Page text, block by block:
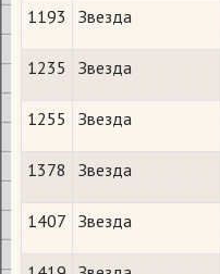
1193 Звезда
1235 Звезда
1255 Звезда
1378 Звезда
1407 Звезда